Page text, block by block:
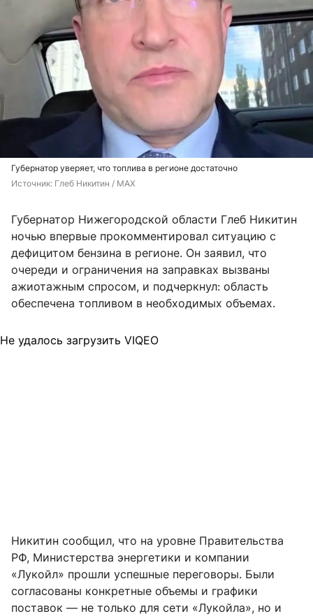
Губернатор уверяет, что топлива в регионе достаточно
Источник: Глеб Никитин / MAX
Губернатор Нижегородской области Глеб Никитин
ночью впервые прокомментировал ситуацию с
дефицитом бензина в регионе. Он заявил, что
очереди и ограничения на заправках вызваны
ажиотажным спросом, и подчеркнул: область
обеспечена топливом в необходимых объемах.
Не удалось загрузить VIQEO
Никитин сообщил, что на уровне Правительства
РФ, Министерства энергетики и компании
«Лукойл» прошли успешные переговоры. Были
согласованы конкретные объемы и графики
поставок — не только для сети «Лукойла», но и